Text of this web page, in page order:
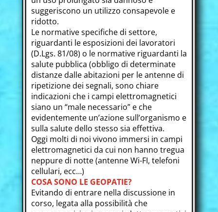
suggeriscono un utilizzo consapevole e
ridotto.
Le normative specifiche di settore,
riguardanti le esposizioni dei lavoratori
(D.Lgs. 81/08) o le normative riguardanti la
salute pubblica (obbligo di determinate
distanze dalle abitazioni per le antenne di
ripetizione dei segnali, sono chiare
indicazioni che i campi elettromagnetici
siano un “male necessario” e che
evidentemente un’azione sull’organismo e
sulla salute dello stesso sia effettiva.
Oggi molti di noi vivono immersi in campi
elettromagnetici da cui non hanno tregua
neppure di notte (antenne Wi-FI, telefoni
cellulari, ecc…)
COSA SONO LE GEOPATIE?
Evitando di entrare nella discussione in
corso, legata alla possibilità che